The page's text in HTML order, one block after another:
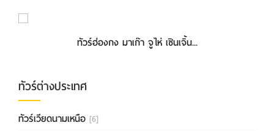
ทัวร์ฮ่องกง เซินเจิ้น พามู 3วัน2คื...
ทัวร์ฮ่องกง มาเก๊า จูไห่ เซินเจิ้น...
ทัวร์ต่างประเทศ
ทัวร์เวียดนามเหนือ [6]